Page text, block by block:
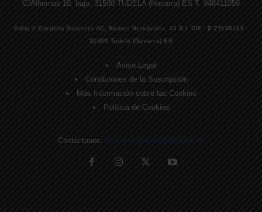
C/Alhemas 10, bajo. 31500 TUDELA (Navarra) ES T. 948411059
Edita © Córdoba Acarreta AC, Ramos Hernández, JJ S.I. CIF · E-71185169 ·
31500 Tudela (Navarra) ES
Aviso Legal
Condiciones de la Suscripción
Más Información sobre las Cookies
Política de Cookies
Contáctanos: direccion@lavozdelaribera.es